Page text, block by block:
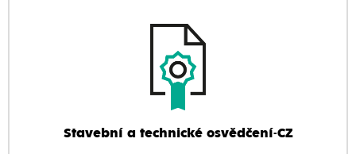
Stavební a technické osvědčení-CZ